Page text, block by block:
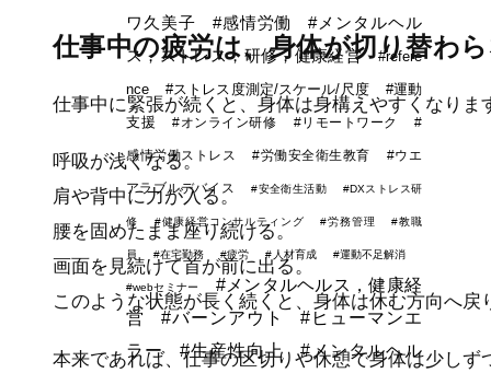
仕事中の疲労は、身体が切り替わ
仕事中に緊張が続くと、身体は身構えやすくなりま
呼吸が浅くなる。
肩や背中に力が入る。
腰を固めたまま座り続ける。
画面を見続けて首が前に出る。
このような状態が長く続くと、身体は休む方向へ戻
本来であれば、仕事の区切りや休憩で身体は少しず
ワ久美子
#感情労働
#メンタルヘル
ス，ストレス，研修，健康経営
#refere
nce
#ストレス度測定/スケール/尺度
#運動
支援
#オンライン研修 #リモートワーク #
感情労働ストレス #労働安全衛生教育 #ウエ
アラブルデバイス #安全衛生活動 #DXストレス研
修 #健康経営コンサルティング #労務管理 #教職
員 #在宅勤務 #疲労 #人材育成 #運動不足解消
#webセミナー
#メンタルヘルス，健康経
営
#バーンアウト
#ヒューマンエ
ラー
#生産性向上
#メンタルヘル